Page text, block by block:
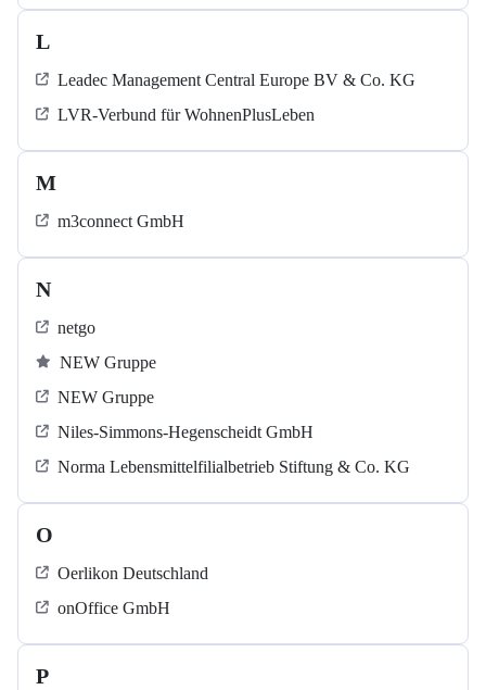
L
Leadec Management Central Europe BV & Co. KG
LVR-Verbund für WohnenPlusLeben
M
m3connect GmbH
N
netgo
NEW Gruppe
NEW Gruppe
Niles-Simmons-Hegenscheidt GmbH
Norma Lebensmittelfilialbetrieb Stiftung & Co. KG
O
Oerlikon Deutschland
onOffice GmbH
P